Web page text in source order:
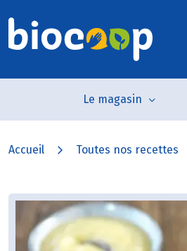
Le magasin
Accueil Toutes nos recettes